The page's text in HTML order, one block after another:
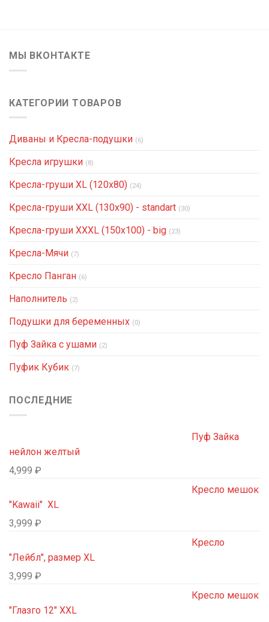
МЫ ВКОНТАКТЕ
КАТЕГОРИИ ТОВАРОВ
Диваны и Кресла-подушки (6)
Кресла игрушки (8)
Кресла-груши XL (120x80) (24)
Кресла-груши XXL (130x90) - standart (30)
Кресла-груши XXXL (150x100) - big (23)
Кресла-Мячи (7)
Кресло Панган (6)
Наполнитель (2)
Подушки для беременных (0)
Пуф Зайка с ушами (2)
Пуфик Кубик (7)
ПОСЛЕДНИЕ
Пуф Зайка
нейлон желтый
4,999 ₽
Кресло мешок
"Kawaii" XL
3,999 ₽
Кресло
"Лейбл", размер XL
3,999 ₽
Кресло мешок
"Глазго 12" XXL